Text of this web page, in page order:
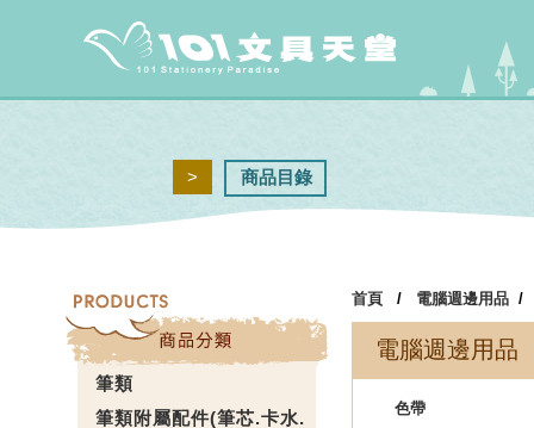
> 商品目錄
筆類
筆類附屬配件(筆芯.卡水.
首頁 / 電腦週邊用品
電腦週邊用品
色帶